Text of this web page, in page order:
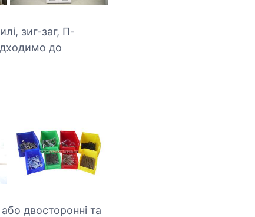
зиг-заг, П-
до
двосторонні та